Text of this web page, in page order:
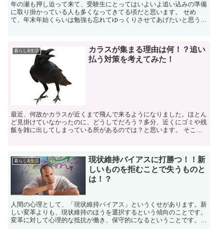
年の瀬も押し迫って来て、受験生にとってはいよいよ追い込みの準備
に取り掛かっている人も多くなってきてる頃だと思います。 せめ
て、年末年始くらいは勉強も忘れてゆっくりさせてあげたいと思うの
暮らし&生活
カラスが集まる理由は何！？追い
払う対策を考えてみた！
最近、何故かカラスが近くまで飛んで来るようになりました。ほとん
ど見掛けていなかったのに、どうしてだろう？多分、近くにゴミや残
飯を雑に出してしまっている所があるのでは？と思います。 そこで
暮らし&生活
現状維持バイアスに打勝つ！！新
しいものを拒むことで失うものと
は！？
人間の心理として、「現状維持バイアス」というくせがあります。新
しい変革よりも、現状維持のほうを選択するという傾向のことです。
変革に対して心理的な抵抗が働き、保守的になるということです。